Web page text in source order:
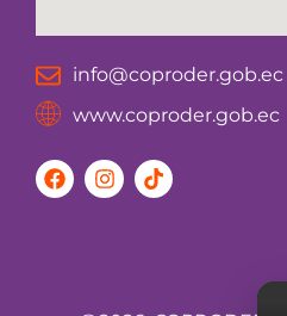
info@coproder.gob.ec
www.coproder.gob.ec
F
a
I
n
T
i